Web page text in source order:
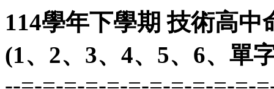
114學年下學期 技術高
(1、2、3、4、5、6、單